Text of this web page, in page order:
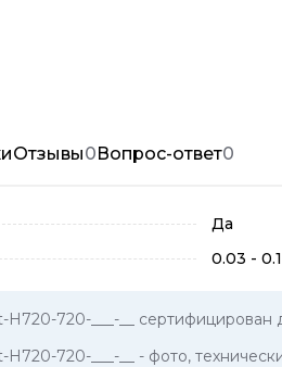
Отзывы0Вопрос-ответ0
Да
0.03 -
H720-720-___-__
720-___-__ - фото,